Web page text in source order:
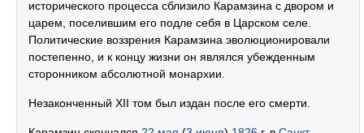
исторического процесса сблизило Карамзина с двором и
царем, поселившим его подле себя в Царском селе.
Политические воззрения Карамзина эволюционировали
постепенно, и к концу жизни он являлся убежденным
сторонником абсолютной монархии.
Незаконченный XII том был издан после его смерти.